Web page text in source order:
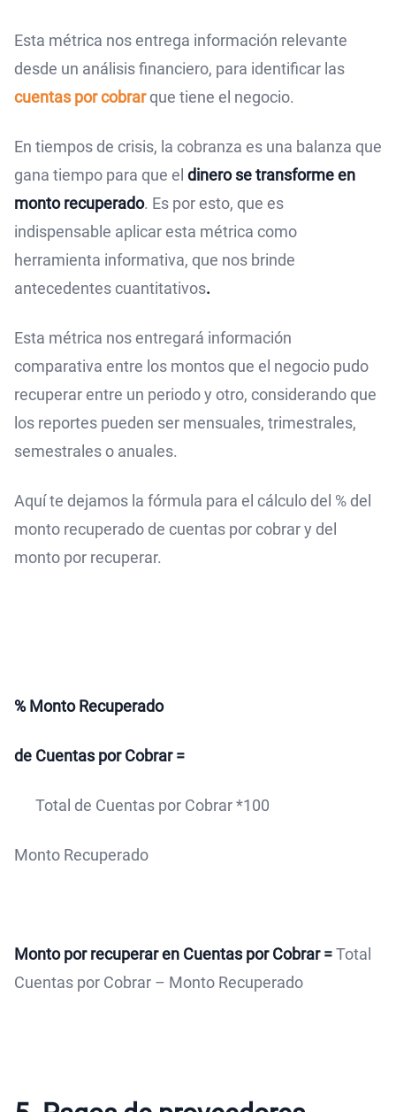
Esta métrica nos entrega información relevante
desde un análisis financiero, para identificar las
cuentas por cobrarque tiene el negocio.
En tiempos de crisis, la cobranza es una balanza que
gana tiempo para que el dinero se transforme en
monto recuperado. Es por esto, que es
indispensable aplicar esta métrica como
herramienta informativa, que nos brinde
antecedentes cuantitativos.
Esta métrica nos entregará información
comparativa entre los montos que el negocio pudo
recuperar entre un periodo y otro, considerando que
los reportes pueden ser mensuales, trimestrales,
semestrales o anuales.
Aquí te dejamos la fórmula para el cálculo del % del
monto recuperado de cuentas por cobrar y del
monto por recuperar.
% Monto Recuperado
de Cuentas por Cobrar =
Total de Cuentas por Cobrar *100
Monto Recuperado
Monto por recuperar en Cuentas por Cobrar =Total
Cuentas por Cobrar – Monto Recuperado